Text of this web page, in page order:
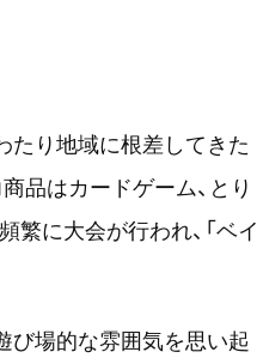
たり地域に根差してきた
品はカードゲーム、とり
繁に大会が行われ、「ベイ
び場的な雰囲気を思い起